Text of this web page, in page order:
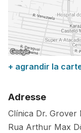
+ agrandir la
Adresse
Clínica Dr. Grover
Rua Arthur Max